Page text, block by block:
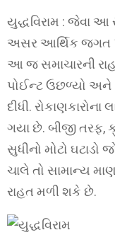
યુદ્ધવિરામ : જેવા આ
અસર આર્થિક જગત
આ જ સમાચારની
પોઈન્ટ ઉછળ્યો અને
દીધી.
ગયા છે. બીજી તરફ,
સુધીનો મોટો ઘટાડો
ચાલે તો સામાન્ય
રાહત મળી શકે છે.